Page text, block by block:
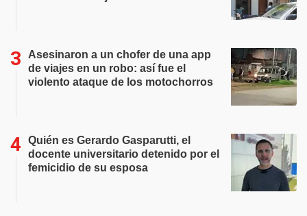
Asesinaron a un chofer de una app
de viajes en un robo: así fue el
violento ataque de los motochorros
Quién es Gerardo Gasparutti, el
docente universitario detenido por el
femicidio de su esposa